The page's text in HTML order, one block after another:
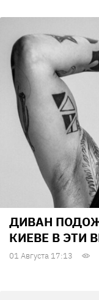
ДИВАН
КИЕВЕ В ЭТИ
01 Августа 17:13